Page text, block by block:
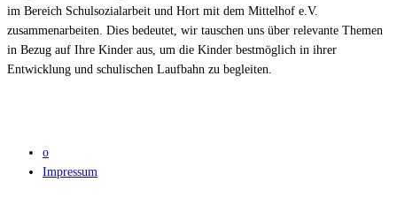
im Bereich Schulsozialarbeit und Hort mit dem Mittelhof e.V.
zusammenarbeiten. Dies bedeutet, wir tauschen uns über relevante Themen
in Bezug auf Ihre Kinder aus, um die Kinder bestmöglich in ihrer
Entwicklung und schulischen Laufbahn zu begleiten.
o
Impressum